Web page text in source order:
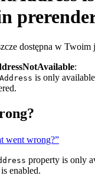
dostępna w Twoim
:
is only
went wrong?”
property is only
is enabled.